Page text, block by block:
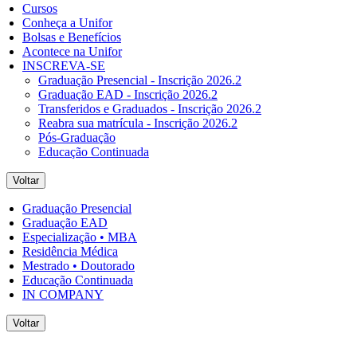
Cursos
Conheça a Unifor
Bolsas e Benefícios
Acontece na Unifor
INSCREVA-SE
Graduação Presencial - Inscrição 2026.2
Graduação EAD - Inscrição 2026.2
Transferidos e Graduados - Inscrição 2026.2
Reabra sua matrícula - Inscrição 2026.2
Pós-Graduação
Educação Continuada
Voltar
Graduação Presencial
Graduação EAD
Especialização • MBA
Residência Médica
Mestrado • Doutorado
Educação Continuada
IN COMPANY
Voltar